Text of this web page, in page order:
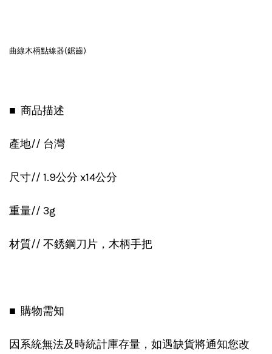
曲線木柄點線器(鋸齒)
■ 商品描述
產地// 台灣
尺寸// 1.9公分 x14公分
重量// 3g
材質// 不銹鋼刀片，木柄手把
■ 購物需知
因系統無法及時統計庫存量，如遇缺貨將通知您改